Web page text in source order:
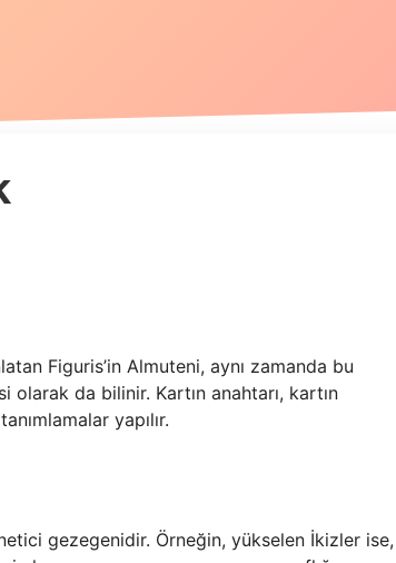
Figuris’in Almuteni, aynı zamanda bu
da bilinir. Kartın anahtarı, kartın
yapılır.
gezegenidir. Örneğin, yükselen İkizler ise,